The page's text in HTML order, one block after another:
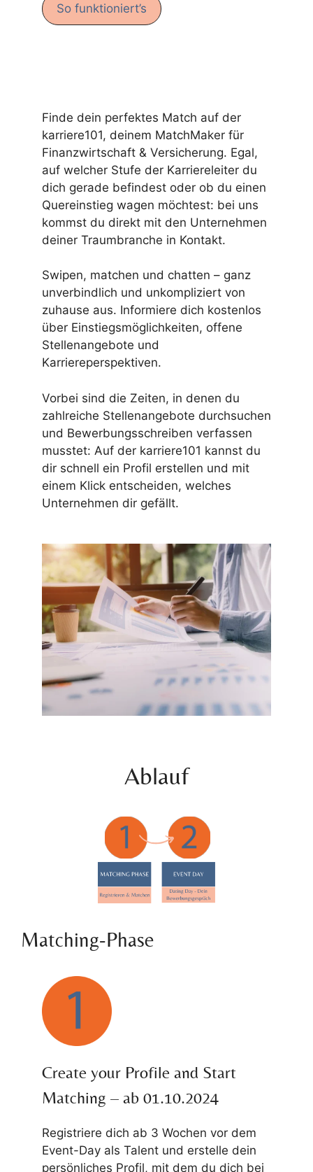
So funktioniert’s
Finde dein perfektes Match auf der
karriere101, deinem MatchMaker für
Finanzwirtschaft & Versicherung. Egal,
auf welcher Stufe der Karriereleiter du
dich gerade befindest oder ob du einen
Quereinstieg wagen möchtest: bei uns
kommst du direkt mit den Unternehmen
deiner Traumbranche in Kontakt.
Swipen, matchen und chatten – ganz
unverbindlich und unkompliziert von
zuhause aus. Informiere dich kostenlos
über Einstiegsmöglichkeiten, offene
Stellenangebote und
Karriereperspektiven.
Vorbei sind die Zeiten, in denen du
zahlreiche Stellenangebote durchsuchen
und Bewerbungsschreiben verfassen
musstet: Auf der karriere101 kannst du
dir schnell ein Profil erstellen und mit
einem Klick entscheiden, welches
Unternehmen dir gefällt.
Ablauf
Matching-Phase
Create your Profile and Start
Matching – ab 01.10.2024
Registriere dich ab 3 Wochen vor dem
Event-Day als Talent und erstelle dein
persönliches Profil, mit dem du dich bei